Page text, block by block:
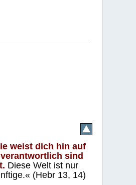
weist dich hin auf
sind
Diese Welt ist nur
(Hebr 13, 14)